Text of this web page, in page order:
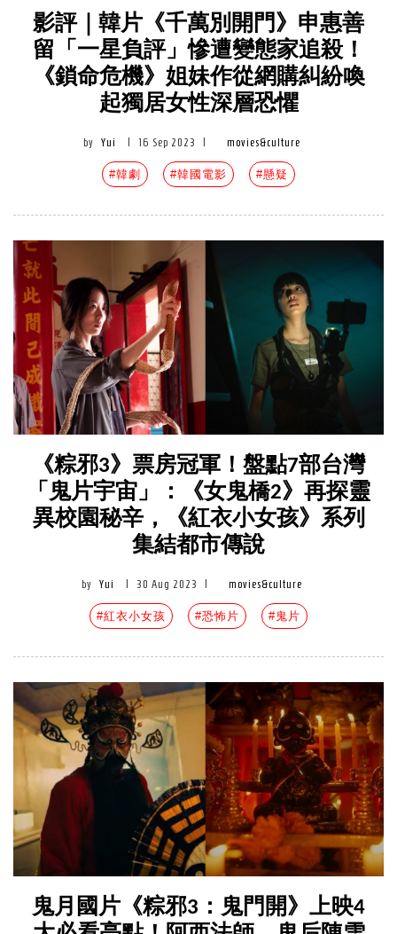
影評｜韓片《千萬別開門》申惠善
留「一星負評」慘遭變態家追殺！
《鎖命危機》姐妹作從網購糾紛喚
起獨居女性深層恐懼
by Yui 16 Sep 2023 movies&culture
#韓劇 #韓國電影 #懸疑
《粽邪3》票房冠軍！盤點7部台灣
「鬼片宇宙」：《女鬼橋2》再探靈
異校園秘辛，《紅衣小女孩》系列
集結都市傳說
by Yui 30 Aug 2023 movies&culture
#紅衣小女孩 #恐怖片 #鬼片
鬼月國片《粽邪3：鬼門開》上映4